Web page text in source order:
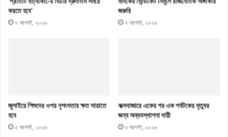
করতে হবে’
৭ আগস্ট, ২০২৬
জরুরি
৭ আগস্ট, ২০২৬
জুলাইয়ে শিশুদের ওপর নৃশংসতার ক্ষত সারাতে
হবে
৫ আগস্ট, ২০২৬
কক্সবাজারে একের পর এক পর্যটকের মৃত্যুর
জন্য অব্যবস্থাপনা দায়ী
৩ আগস্ট, ২০২৬